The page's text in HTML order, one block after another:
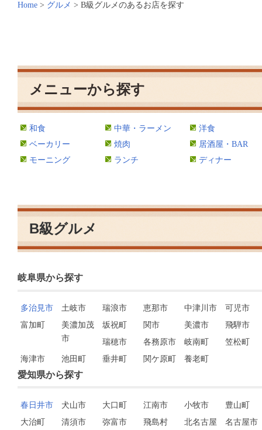
Home > グルメ > B級グルメのあるお店を探す
メニューから探す
和食 中華・ラーメン
洋食
ベーカリー
焼肉
居酒屋・BAR
モーニング
ランチ ディナー
B級グルメ
岐阜県から探す
多治見市 土岐市 瑞浪市 恵那市 中津川市
可児市
富加町
美濃加茂
市
坂祝町 関市 美濃市
飛騨市
瑞穂市
各務原市 岐南町
笠松町
海津市
池田町 垂井町 関ケ原町 養老町
愛知県から探す
春日井市 犬山市 大口町 江南市 小牧市
豊山町
大治町
清須市 弥富市 飛島村
北名古屋
名古屋市